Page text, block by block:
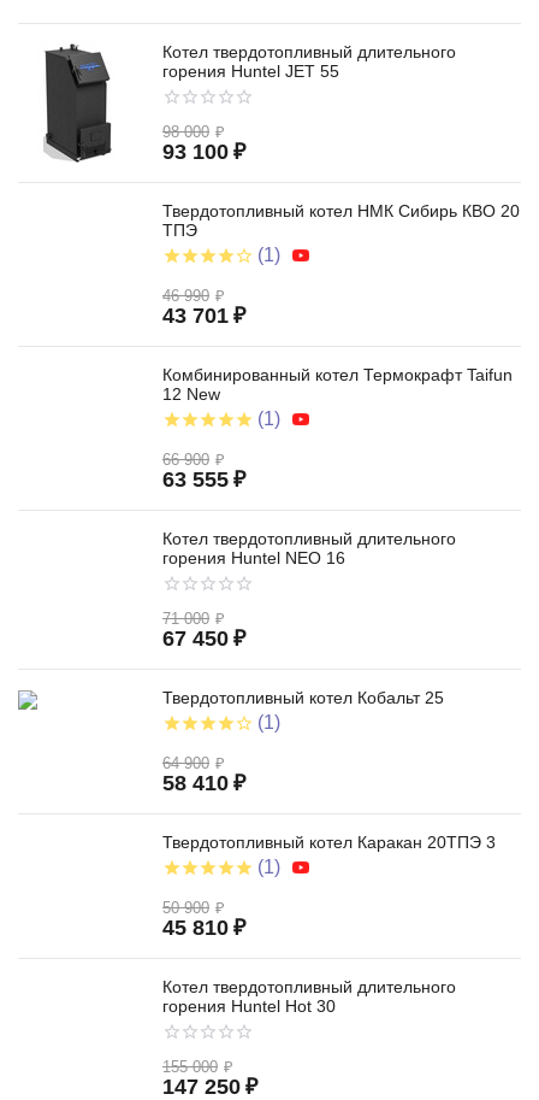
Котел твердотопливный длительного
горения Huntel JET 55
98 000 ₽
93 100 ₽
Твердотопливный котел НМК Сибирь КВО 20
ТПЭ
(1)
46 990 ₽
43 701 ₽
Комбинированный котел Термокрафт Taifun
12 New
(1)
66 900 ₽
63 555 ₽
Котел твердотопливный длительного
горения Huntel NEO 16
71 000 ₽
67 450 ₽
Твердотопливный котел Кобальт 25
(1)
64 900 ₽
58 410 ₽
Твердотопливный котел Каракан 20ТПЭ 3
(1)
50 900 ₽
45 810 ₽
Котел твердотопливный длительного
горения Huntel Hot 30
155 000 ₽
147 250 ₽